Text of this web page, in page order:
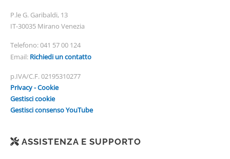
P.le G. Garibaldi, 13
IT-30035 Mirano Venezia
Telefono:041 57 00 124
Email: Richiedi un contatto
p.IVA/C.F. 02195310277
Privacy - Cookie
Gestisci cookie
Gestisci consenso YouTube
ASSISTENZA E SUPPORTO